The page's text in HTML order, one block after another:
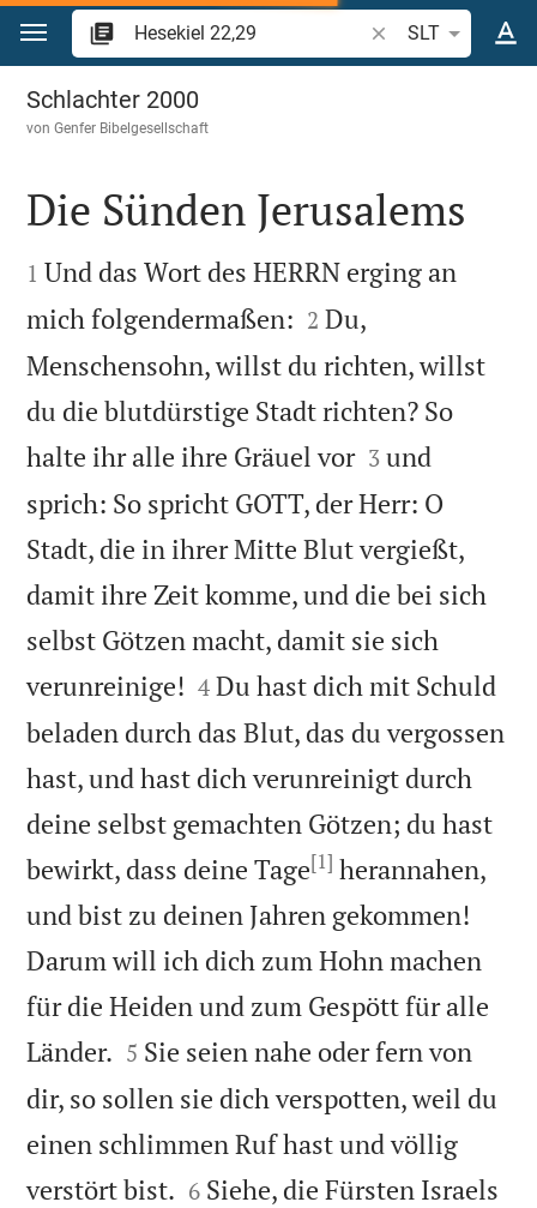
Zum Inhalt springen
Bibelstelle oder
SLT
Hesekiel 22
Schlachter 2000
vonGenfer Bibelgesellschaft

Die Sünden Jerusalems

1 Und das Wort des HERRN erging an
mich folgendermaßen: 

2 Du,
Menschensohn, willst du richten, willst
du die blutdürstige Stadt richten? So
halte ihr alle ihre Gräuel vor
3 und
sprich: So spricht GOTT, der Herr: O
Stadt, die in ihrer Mitte Blut vergießt,
damit ihre Zeit komme, und die bei sich
selbst Götzen macht, damit sie sich
verunreinige! 

4 Du hast dich mit Schuld
beladen durch das Blut, das du vergossen
hast, und hast dich verunreinigt durch
deine selbst gemachten Götzen; du hast
bewirkt, dass deine Tage[1] herannahen,
und bist zu deinen Jahren gekommen!
Darum will ich dich zum Hohn machen
für die Heiden und zum Gespött für alle
Länder. 

5 Sie seien nahe oder fern von
dir, so sollen sie dich verspotten, weil du
einen schlimmen Ruf hast und völlig
verstört bist. 

6 Siehe, die Fürsten Israels